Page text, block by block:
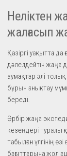
Неліктен
жалғасып
Қазіргі уақытта
дәлелдейтін жаңа
аумақтар әлі
бұрын анықтау
береді.
Әрбір жаңа
кезеңдері туралы
табылған үлгінің
бағыттарына жол